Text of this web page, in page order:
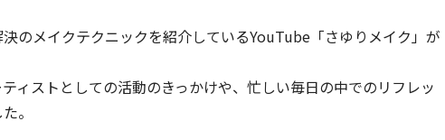
のメイクテクニックを紹介しているYouTube「さゆりメイク」が
ィストとしての活動のきっかけや、忙しい毎日の中でのリフレッ
。